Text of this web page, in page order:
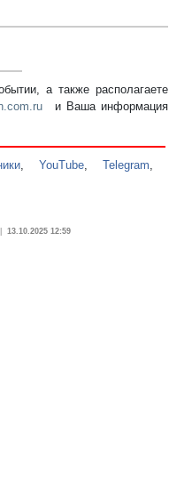
а также располагаете
и Ваша информация
,YouTube,Telegram,
13.10.2025 12:59